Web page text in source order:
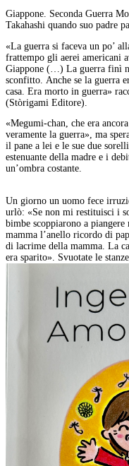
Giappone. Seconda Guerra
Takahashi quando suo padre
«La guerra si faceva un po’
frattempo gli aerei americani
Giappone (…) La guerra finì
sconfitto. Anche se la guerra
casa. Era morto in guerra»
(Stòrigami Editore).
«Megumi-chan, che era
veramente la guerra», ma
il pane a lei e le sue due
estenuante della madre e i
un’ombra costante.
Un giorno un uomo fece
urlò: «Se non mi restituisci i
bimbe scoppiarono a
mamma l’anello ricordo di
di lacrime della mamma. La
era sparito». Svuotate le